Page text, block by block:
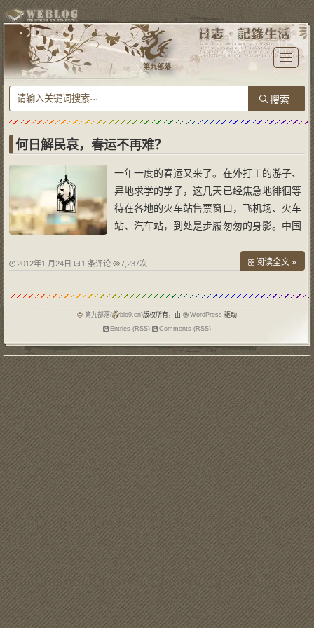
T
o
l
e
n
i
n
第九部落
何日解民哀，春运不再难？
一年一度的春运又来了。在外打工的游子、
异地求学的学子，这几天已经焦急地徘徊等
待在各地的火车站售票窗口，飞机场、火车
站、汽车站，到处是步履匆匆的身影。中国
台了增加运力、严打票贩子、火车票实名制
“一票难求”的大戏，面对着这场人类历
2012年1 月24日 1 条评论 7,237次 阅读全文 »
第九部落( blo9.cn)版权所有，由 WordPress 驱动
Entries (RSS)
Comments (RSS)